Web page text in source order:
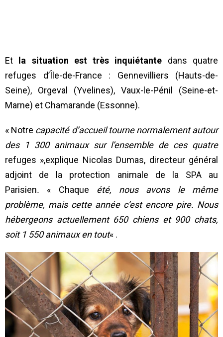
Et la situation est très inquiétante dans quatre
refuges d’Île-de-France : Gennevilliers (Hauts-de-
Seine), Orgeval (Yvelines), Vaux-le-Pénil (Seine-et-
Marne) et Chamarande (Essonne).
« Notre capacité d’accueil tourne normalement autour
des 1 300 animaux sur l’ensemble de ces quatre
refuges »,explique Nicolas Dumas, directeur général
adjoint de la protection animale de la SPA au
Parisien. « Chaque été, nous avons le même
problème, mais cette année c’est encore pire. Nous
hébergeons actuellement 650 chiens et 900 chats,
soit 1 550 animaux en tout« .